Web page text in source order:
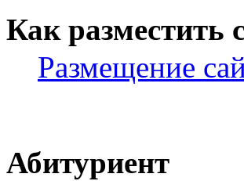
Как разместить
Размещение
Абитуриент